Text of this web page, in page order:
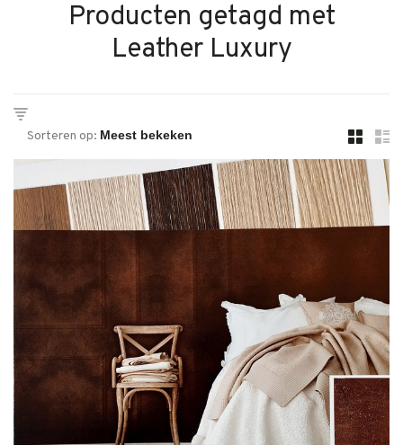
Producten getagd met
Leather Luxury
Sorteren op: